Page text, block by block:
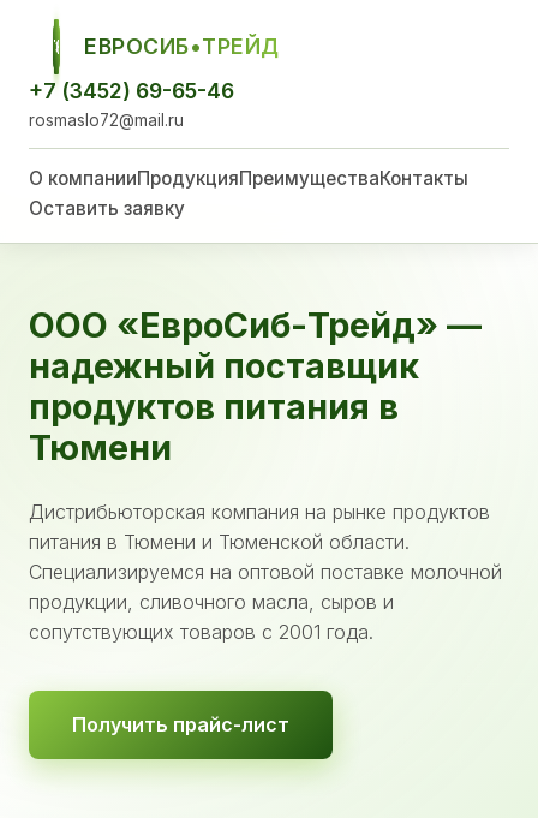
ЕСТ
ЕВРОСИБ•ТРЕЙД
+7 (3452) 69-65-46
rosmaslo72@mail.ru
О компанииПродукцияПреимуществаКонтакты
Оставить заявку
ООО «ЕвроСиб-Трейд» —
надежный поставщик
продуктов питания в
Тюмени
Дистрибьюторская компания на рынке продуктов
питания в Тюмени и Тюменской области.
Специализируемся на оптовой поставке молочной
продукции, сливочного масла, сыров и
сопутствующих товаров с 2001 года.
Получить прайс-лист